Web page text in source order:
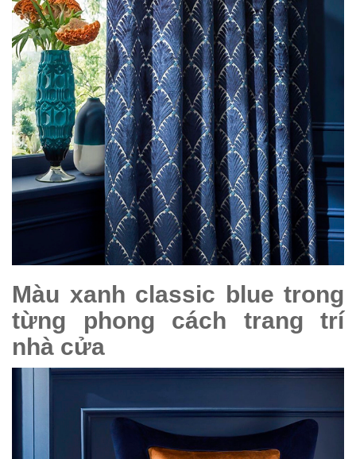
Màu xanh classic blue trong
từng phong cách trang trí
nhà cửa